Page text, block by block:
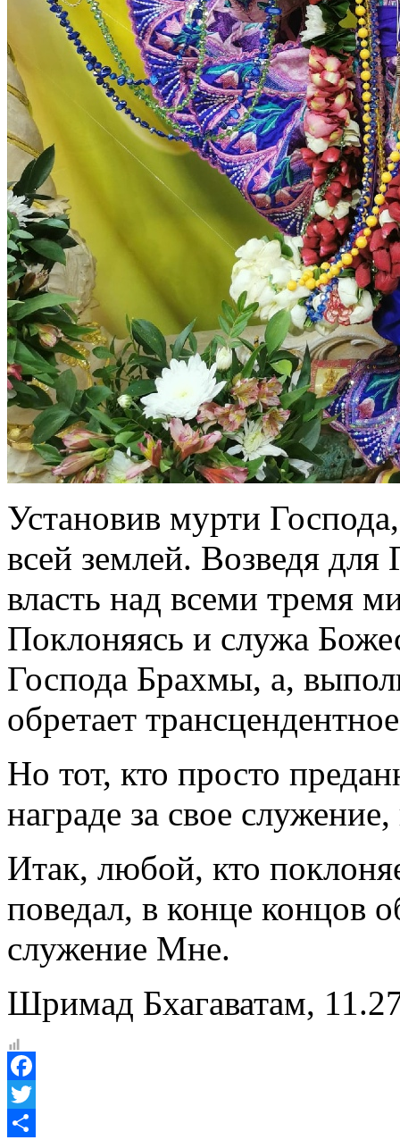
Установив мурти
всей землей. Возведя
власть над всеми тремя
Поклоняясь и служа
Господа Брахмы, а,
обретает
Но тот, кто просто
награде за свое
Итак, любой, кто
поведал, в конце концов
служение Мне.
Шримад Бхагаватам,
Facebook
Twitter